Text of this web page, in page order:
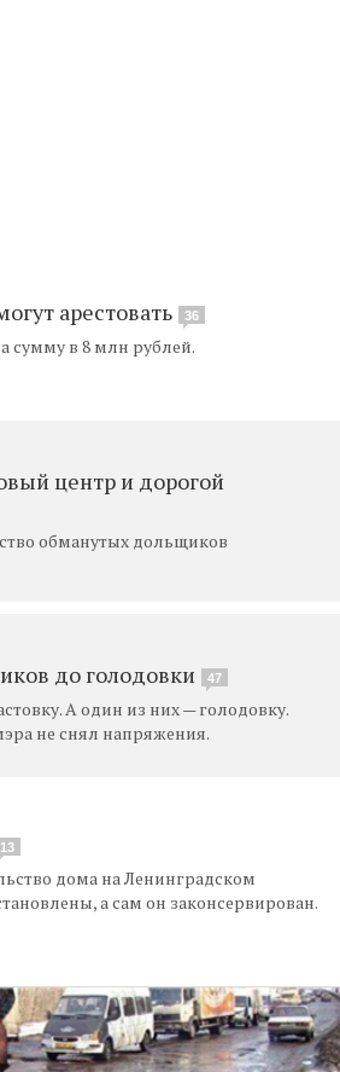
арестовать 36
сумму в 8 млн рублей.
центр и дорогой
обманутых дольщиков
до голодовки 47
А один из них — голодовку.
не снял напряжения.
13
дома на Ленинградском
а сам он законсервирован.